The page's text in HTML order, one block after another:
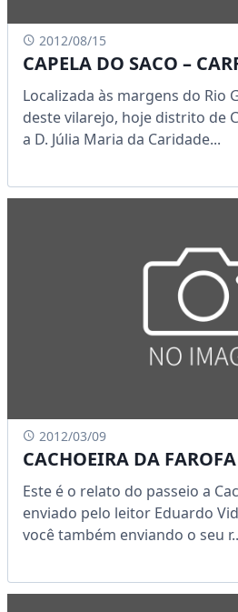
2012/08/15
CAPELA DO SACO –
Localizada às margens do Rio
deste vilarejo, hoje distrito de
a D. Júlia Maria da Caridade...
2012/03/09
CACHOEIRA DA
Este é o relato do passeio a
enviado pelo leitor Eduardo
você também enviando o seu